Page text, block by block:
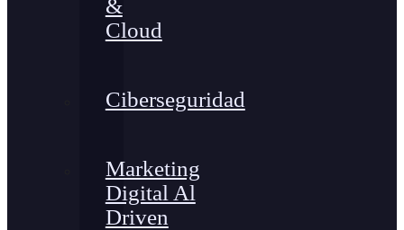
&
Cloud
Ciberseguridad
Marketing
Digital Al
Driven